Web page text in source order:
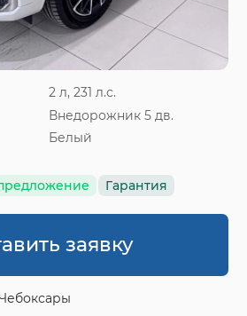
2 л, 231 л.с.
Внедорожник 5 дв.
Белый
Гарантия
заявку